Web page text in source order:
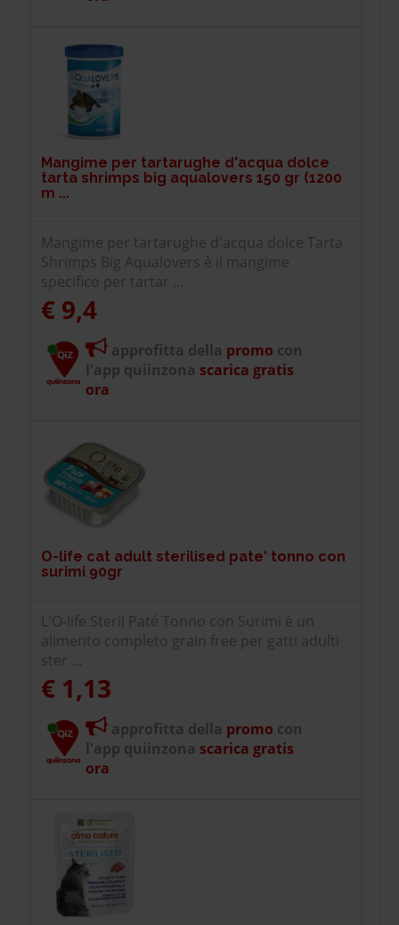
Mangime per tartarughe d'acqua dolce
tarta shrimps big aqualovers 150 gr (1200
m ...
Mangime per tartarughe d'acqua dolce Tarta
Shrimps Big Aqualovers è il mangime
specifico per tartar ...
€ 9,4
approfitta della promo con
l'app quiinzona scarica gratis
ora
O-life cat adult sterilised pate' tonno con
surimi 90gr
L'O-life Steril Paté Tonno con Surimi è un
alimento completo grain free per gatti adulti
ster ...
€ 1,13
approfitta della promo con
l'app quiinzona scarica gratis
ora